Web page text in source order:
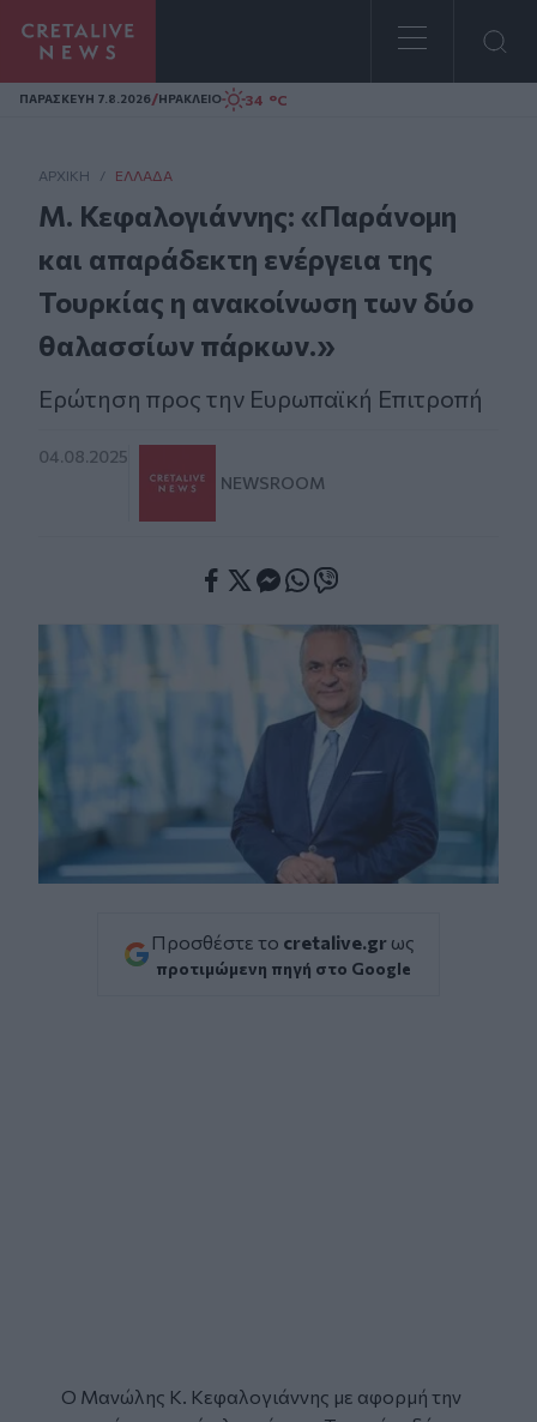
Homepage
ΠΑΡΑΣΚΕΥΗ 7.8.2026/ΗΡΑΚΛΕΙΟ 34 °C
ΑΡΧΙΚΗ / ΕΛΛΆΔΑ
Μ. Κεφαλογιάννης: «Παράνομη
και απαράδεκτη ενέργεια της
Τουρκίας η ανακοίνωση των δύο
θαλασσίων πάρκων.»
Eρώτηση προς την Ευρωπαϊκή Επιτροπή
04.08.2025
NEWSROOM
Προσθέστε το cretalive.gr ως
προτιμώμενη πηγή στο Google
Ο Μανώλης Κ. Κεφαλογιάννης με αφορμή την